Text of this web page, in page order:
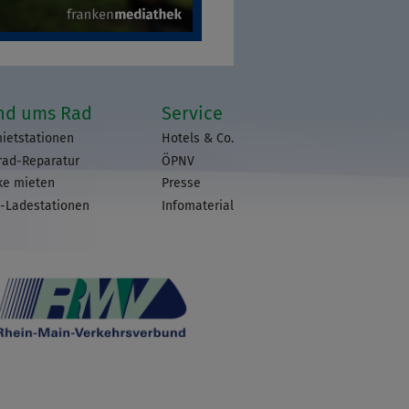
ums Rad
Reparatur
mieten
Ladestationen
Service
Hotels & Co.
ÖPNV
Presse
Infomaterial